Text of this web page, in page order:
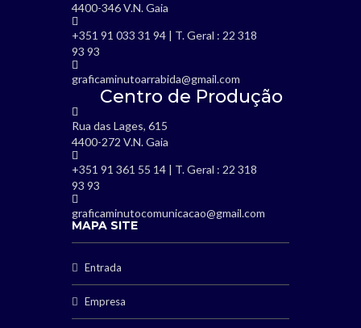
4400-346 V.N. Gaia
+351 91 033 31 94 | T. Geral : 22 318
93 93
graficaminutoarrabida@gmail.com
Centro de Produção
Rua das Lages, 615
4400-272 V.N. Gaia
+351 91 361 55 14 | T. Geral : 22 318
93 93
graficaminutocomunicacao@gmail.com
MAPA SITE
Entrada
Empresa